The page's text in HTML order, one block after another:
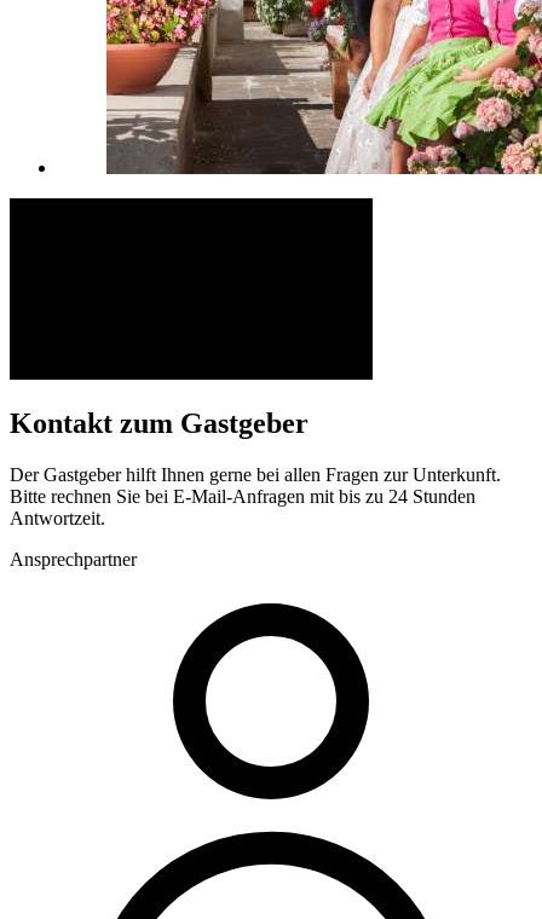
Kontakt zum Gastgeber
Der Gastgeber hilft Ihnen gerne bei allen Fragen zur Unterkunft.
Bitte rechnen Sie bei E-Mail-Anfragen mit bis zu 24 Stunden
Antwortzeit.
Ansprechpartner